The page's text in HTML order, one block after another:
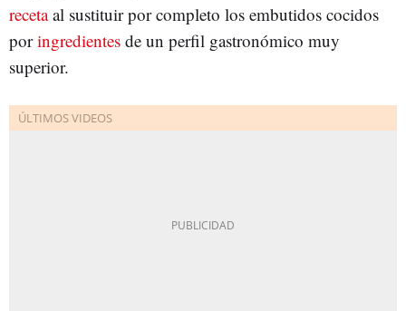
recetaal sustituir por completo los embutidos cocidos
poringredientes de un perfil gastronómico muy
superior.